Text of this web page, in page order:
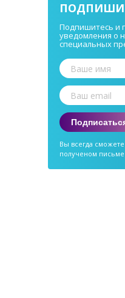
Подпишитесь и
уведомления о
специальных
Вы всегда
полученом письме